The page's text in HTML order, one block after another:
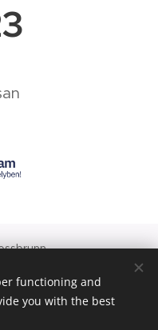
functioning and
you with the best